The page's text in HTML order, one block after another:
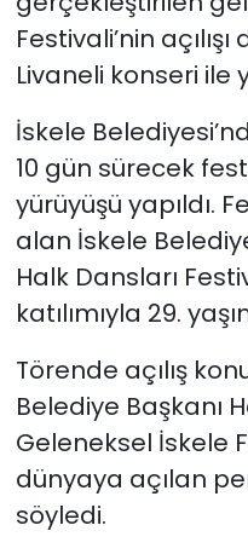
Festivali’nin
Livaneli konseri ile
İskele
10 gün sürecek
yürüyüşü yapıldı.
alan İskele
Halk Dansları
katılımıyla 29.
Törende açılış
Belediye Başkanı
Geleneksel İskele
dünyaya açılan
söyledi.
SAĞLIK
Spor
Teknoloji
TÜRKiYE
Video Galeri
YAŞAM
Yazarlar